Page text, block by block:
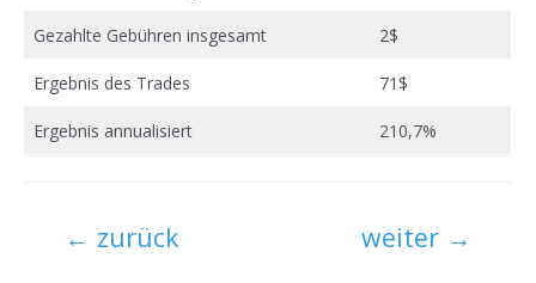
Gezahlte Gebühren insgesamt 2$
Ergebnis des Trades 71$
Ergebnis annualisiert 210,7%
← zurück weiter →